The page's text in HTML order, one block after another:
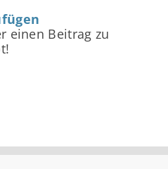
einen Beitrag zu